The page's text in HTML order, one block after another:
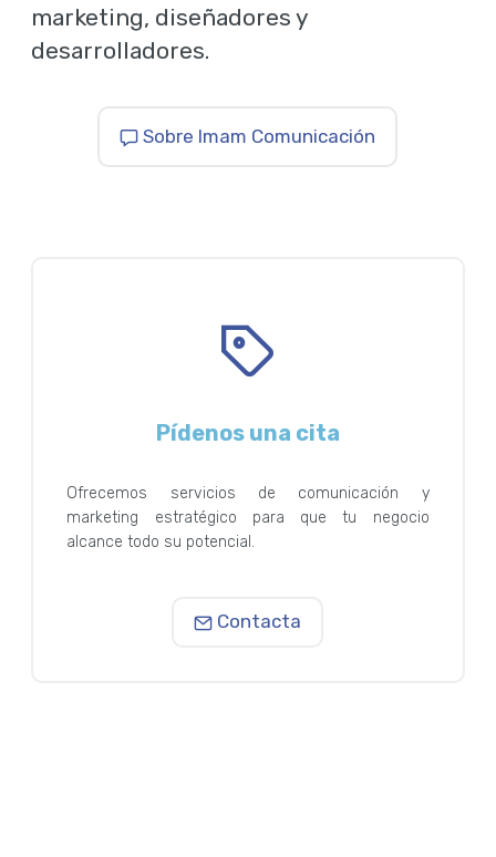
marketing, diseñadores y
desarrolladores.
Sobre Imam Comunicación
Pídenos una cita
Ofrecemos servicios de comunicación y
marketing estratégico para que tu negocio
alcance todo su potencial.
Contacta